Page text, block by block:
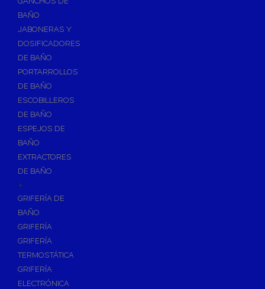
Accesorios y Grupos Contra Incendios
Calderas y estufas de biomasa
Sistemas de Energía Solar Térmica
Estructuras de soporte
Sistemas de Aerotermia
Sistemas de Energía Solar Fotovoltaica
Paneles
Inversores
Baterías
Estructuras
Fontanería
Aislamientos para Tuberías
Accesorios para Instalación de Gas
Válvulas para Gas
Accesorios y Repuestos de Gas
BAÑO
JABONERAS Y
DOSIFICADORES
DE BAÑO
PORTARROLLOS
DE BAÑO
ESCOBILLEROS
DE BAÑO
ESPEJOS DE
BAÑO
EXTRACTORES
DE BAÑO
+
GRIFERÍA DE
BAÑO
GRIFERÍA
GRIFERÍA
TERMOSTÁTICA
GRIFERÍA
ELECTRÓNICA